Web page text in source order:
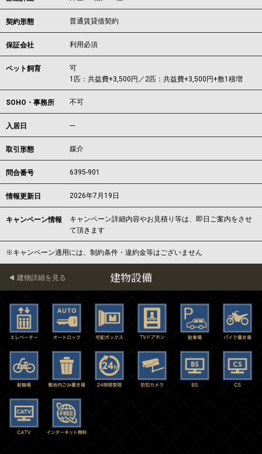
契約形態 普通賃貸借契約
保証会社 利用必須
ペット飼育
可
1匹：共益費+3,500円／2匹：共益費+3,500円+敷1積増
SOHO・事務所 不可
入居日 ---
取引形態 媒介
問合番号 6395-901
情報更新日 2026年7月19日
キャンペーン情報
キャンペーン詳細内容やお見積り等は、即日ご案内をさせ
て頂きます
※キャンペーン適用には、制約条件・違約金等はございません
建物設備
建物詳細を見る